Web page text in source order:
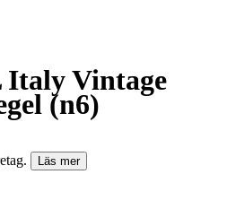
Italy Vintage
(n6)
Läs mer